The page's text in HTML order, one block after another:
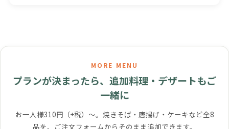
MORE MENU
プランが決まったら、追加料理・デザートもご
一緒に
お一人様310円（+税）〜。焼きそば・唐揚げ・ケーキなど全8
品を、ご注文フォームからそのまま追加できます。